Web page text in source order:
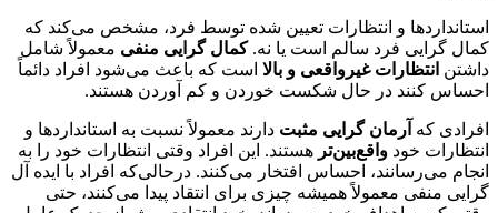
استانداردها و انتظارات تعیین شده توسط فرد، مشخص‌ می‌کند که
کمال گرایی فرد سالم است یا نه.کمال گرایی منفی معمولاً شامل
داشتن انتظارات غیرواقعی و بالا است که باعث می‌شود افراد دائماً
احساس کنند در حال شکست خوردن و کم آوردن هستند.
افرادی که آرمان گرایی مثبت دارند معمولاً نسبت به استانداردها و
انتظارات خود واقع‌بین‌تر هستند. این افراد وقتی انتظارات خود را به
انجام می‌رسانند، احساس افتخار می‌کنند. درحالی‌که افراد با ایده آل
گرایی منفی معمولاً همیشه چیزی برای انتقاد پیدا می‌کنند، حتی